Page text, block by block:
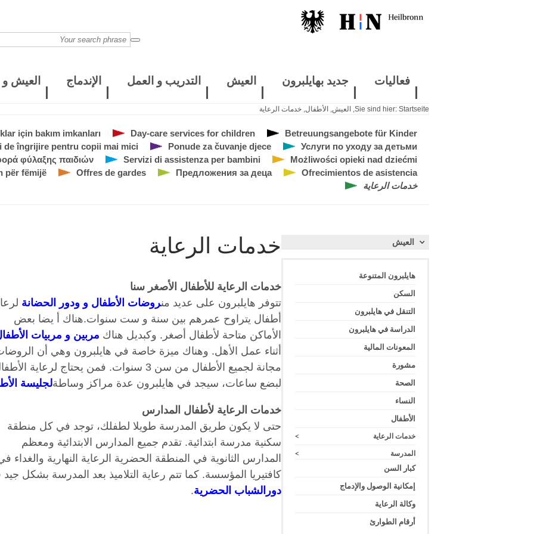
فعاليات جديد بهايلبرون العيش التدريب و العمل الإندماج العيش و
Sie sind hier: Startseite
, العيش, الأطفال,خدمات الرعاية
Betreuungsangebote für Kinder
Day-care services for children
için bakım imkanları
Услуги по уходу за детьми
Ponude za čuvanje djece
de îngrijire pentru copii mai mici
Możliwości opieki nad dziećmi
Servizi di assistenza per bambini
φύλαξης παιδιών
Ofrecimientos de asistencia
Предложения за деца
Offres de gardes
për fëmijë
خدمات الرعاية
العيش
هايلبرون المتنوعة
السكن
التنقل في هايلبرون
الدراسة في هايلبرون
المعونات المالية
مشورة
الصحة
النساء
الأطفال
> خدمات الرعاية
> المدرسة
كبار السن
إمكانية الوصول والإدماج
وكالة الرعاية
أرقام الطوارئ
خدمات الرعاية
خدمات الرعاية للأطفال الأصغر سنا
تتوفر هايلبرون على عديد منروضات الأطفال و ودور الحضانة
أطفال يتراوح عمرهم بين سنة و ست سنوات.هناك أ يضا بعض
الأماكن متاحة لأطفال أصغر. وكبديل هناك مربين و مربيات
أثناء عمل الأهل. وهناك ميزة خاصة في هايلبرون وهي أن
مجانة لجميع الأطفال من سن 3 سنوات. فمن يحتاج لرعاية
لبضع ساعات، سيجد في هايلبرون عدة مراكز وساطةلجليسة
خدمات الرعاية لأطفال المدارس
حتى لا يكون طريق المدرسة طويلا لطفلك، توجد في كل منطقة
سكنية مدرسة ابتدائية. تقدم جميع المدارس الابتدائية ومعظم
المدارس الثانوية في المنطقة الحضرية الرعاية النهارية والغداء
كافتيريا المؤسسة. كما تتم رعاية التلاميذ بعد المدرسة بشكل
دورالشباب الحضرية.